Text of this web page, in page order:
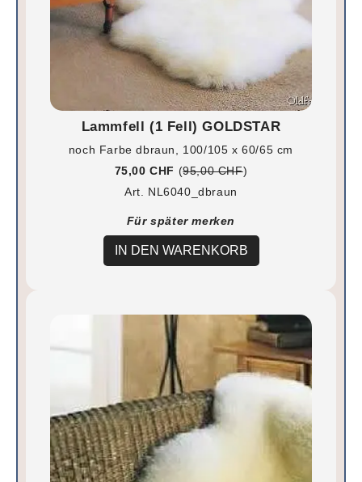
Lammfell (1 Fell) GOLDSTAR
noch Farbe dbraun, 100/105 x 60/65 cm
75,00 CHF (95,00 CHF)
Art. NL6040_dbraun
Für später merken
IN DEN WARENKORB